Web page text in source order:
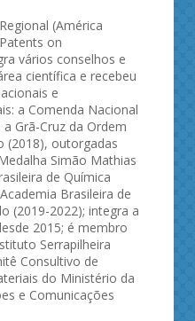
(América
on
vários conselhos e
científica e recebeu
e
a Comenda Nacional
Grã-Cruz da Ordem
(2018), outorgadas
Simão Mathias
de Química
Brasileira de
(2019-2022); integra a
2015; é membro
Serrapilheira
Consultivo de
do Ministério da
e Comunicações